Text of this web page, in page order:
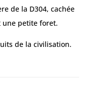
de la D304, cachée
petite foret.
de la civilisation.